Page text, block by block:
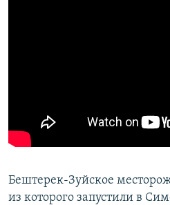
КРЫМ.НЕПОКОРЕННЫЙ
ELIFBE
Все сайты RFE/RL
Бештерек-Зуйское
из которого запустили в